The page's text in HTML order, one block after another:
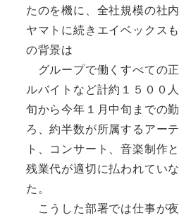
たのを機に、全社規模の社
ヤマトに続きエイベックス
の背景は
グループで働くすべての
ルバイトなど計約１５００
旬から今年１月中旬までの
ろ、約半数が所属するアー
ト、コンサート、音楽制作
残業代が適切に払われてい
た。
こうした部署では仕事が